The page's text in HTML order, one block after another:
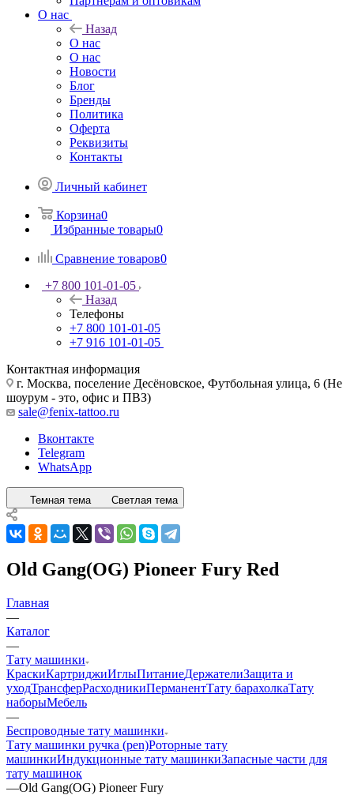
О нас
Назад
О нас
О нас
Новости
Блог
Бренды
Политика
Оферта
Реквизиты
Контакты
Личный кабинет
Корзина0
Избранные товары0
Сравнение товаров0
+7 800 101-01-05
Назад
Телефоны
+7 800 101-01-05
+7 916 101-01-05
Контактная информация
г. Москва, поселение Десёновское, Футбольная улица, 6 (Не
шоурум - это, офис и ПВЗ)
sale@fenix-tattoo.ru
Вконтакте
Telegram
WhatsApp
Темная тема Светлая тема
Old Gang(OG) Pioneer Fury Red
Главная
—
Каталог
—
Тату машинки
КраскиКартриджиИглыПитаниеДержателиЗащита и
уходТрансферРасходникиПерманентТату барахолкаТату
наборыМебель
—
Беспроводные тату машинки
Тату машинки ручка (pen)Роторные тату
машинкиИндукционные тату машинкиЗапасные части для
тату машинок
—Old Gang(OG) Pioneer Fury